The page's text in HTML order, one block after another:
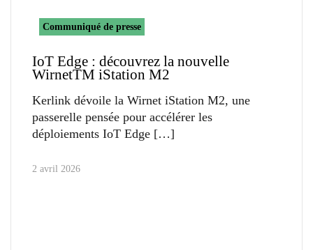
Communiqué de presse
IoT Edge : découvrez la nouvelle
WirnetTM iStation M2
Kerlink dévoile la Wirnet iStation M2, une
passerelle pensée pour accélérer les
déploiements IoT Edge
2 avril 2026